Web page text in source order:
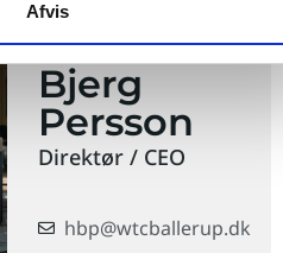
Afvis
Henriette
Bjerg
Persson
Direktør / CEO
hbp@wtcballerup.dk